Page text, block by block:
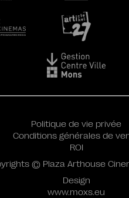
Design
www.moxs.eu
Politique de vie privée
Conditions générales de
ROI
© Plaza Arthouse